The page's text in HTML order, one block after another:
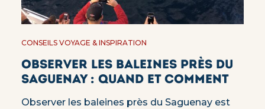
CONSEILS VOYAGE & INSPIRATION
Observer les baleines près du
Saguenay : quand et comment
Observer les baleines près du Saguenay est